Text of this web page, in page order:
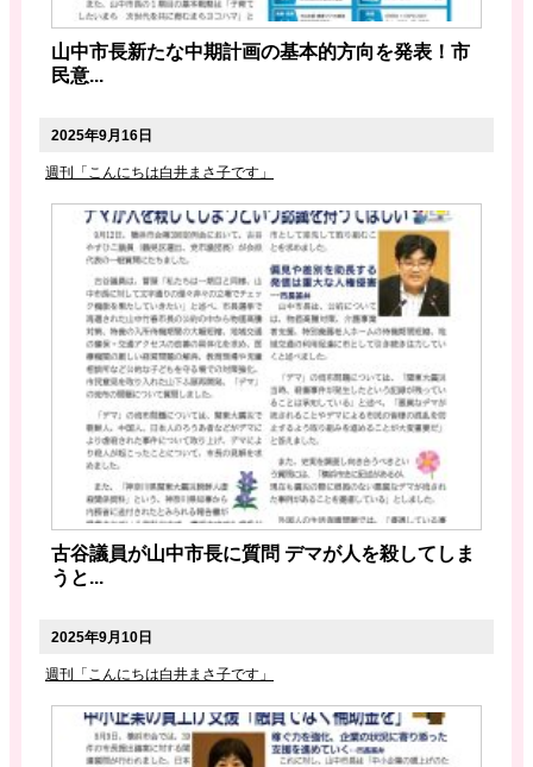
山中市長新たな中期計画の基本的方向を発表！市
民意...
2025年9月16日
週刊「こんにちは白井まさ子です」
古谷議員が山中市長に質問 デマが人を殺してしま
うと...
2025年9月10日
週刊「こんにちは白井まさ子です」